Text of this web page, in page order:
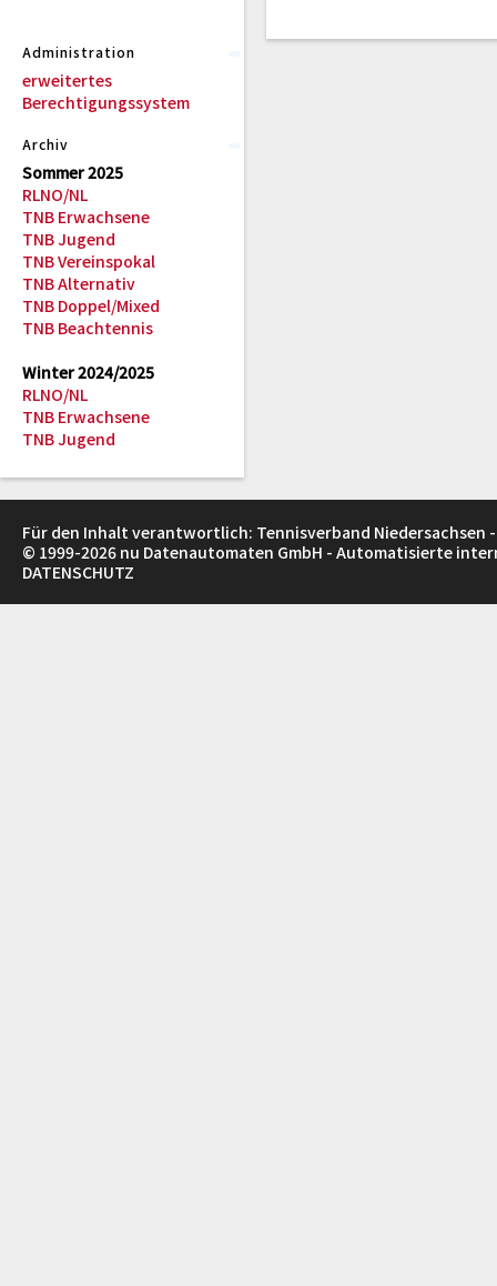
Administration
erweitertes
Berechtigungssystem
Archiv
Sommer 2025
RLNO/NL
TNB Erwachsene
TNB Jugend
TNB Vereinspokal
TNB Alternativ
TNB Doppel/Mixed
TNB Beachtennis
Winter 2024/2025
RLNO/NL
TNB Erwachsene
TNB Jugend
Für den Inhalt verantwortlich: Tennisverband Niedersachsen -
© 1999-2026 nu Datenautomaten GmbH - Automatisierte
DATENSCHUTZ